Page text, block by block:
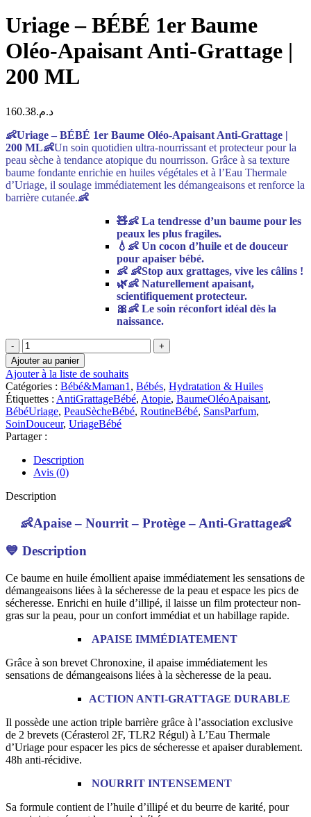
Uriage – BÉBÉ 1er Baume
Oléo-Apaisant Anti-Grattage |
200 ML
د.م.160.38
👶Uriage – BÉBÉ 1er Baume Oléo-Apaisant Anti-Grattage |
200 ML👶Un soin quotidien ultra-nourrissant et protecteur pour la
peau sèche à tendance atopique du nourrisson. Grâce à sa texture
baume fondante enrichie en huiles végétales et à l’Eau Thermale
d’Uriage, il soulage immédiatement les démangeaisons et renforce la
barrière cutanée.👶
🧸👶 La tendresse d’un baume pour les
peaux les plus fragiles.
💧👶 Un cocon d’huile et de douceur
pour apaiser bébé.
👶 👶Stop aux grattages, vive les câlins !
🌿👶 Naturellement apaisant,
scientifiquement protecteur.
🎀👶 Le soin réconfort idéal dès la
naissance.
quantité
de
Uriage
–
BÉBÉ
1er
Baume
Oléo-
Apaisant
Anti-
Grattage
200
Ajouter au panier
Ajouter à la liste de souhaits
Catégories : Bébé&Maman1 , Bébés, Hydratation & Huiles
Étiquettes : AntiGrattageBébé, Atopie, BaumeOléoApaisant,
BébéUriage, PeauSècheBébé, RoutineBébé, SansParfum,
SoinDouceur, UriageBébé
Partager :
Description
Avis (0)
Description
👶Apaise – Nourrit – Protège – Anti-Grattage👶
💙 Description
Ce baume en huile émollient apaise immédiatement les sensations de
démangeaisons liées à la sécheresse de la peau et espace les pics de
sécheresse. Enrichi en huile d’illipé, il laisse un film protecteur non-
gras sur la peau, pour un confort immédiat et un habillage rapide.
APAISE IMMÉDIATEMENT
Grâce à son brevet Chronoxine, il apaise immédiatement les
sensations de démangeaisons liées à la sècheresse de la peau.
ACTION ANTI-GRATTAGE DURABLE
Il possède une action triple barrière grâce à l’association exclusive
de 2 brevets (Cérasterol 2F, TLR2 Régul) à L’Eau Thermale
d’Uriage pour espacer les pics de sécheresse et apaiser durablement.
48h anti-récidive.
NOURRIT INTENSEMENT
Sa formule contient de l’huile d’illipé et du beurre de karité, pour